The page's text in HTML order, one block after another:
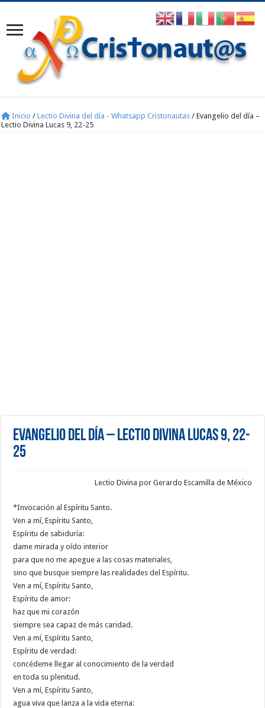
Inicio / Lectio Divina del día - Whatsapp Cristonautas / Evangelio del día –
Lectio Divina Lucas 9, 22-25
Evangelio del día – Lectio Divina Lucas 9, 22-
25
Lectio Divina por Gerardo Escamilla de México
*Invocación al Espíritu Santo.
Ven a mí, Espíritu Santo,
Espíritu de sabiduría:
dame mirada y oído interior
para que no me apegue a las cosas materiales,
sino que busque siempre las realidades del Espíritu.
Ven a mí, Espíritu Santo,
Espíritu de amor:
haz que mi corazón
siempre sea capaz de más caridad.
Ven a mí, Espíritu Santo,
Espíritu de verdad:
concédeme llegar al conocimiento de la verdad
en toda su plenitud.
Ven a mí, Espíritu Santo,
agua viva que lanza a la vida eterna: